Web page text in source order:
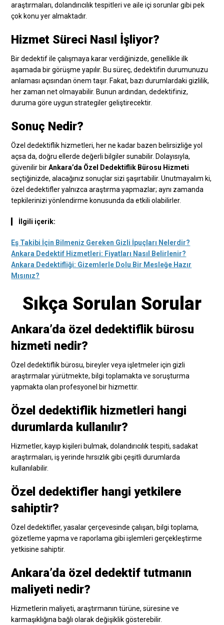
araştırmaları, dolandırıcılık tespitleri ve aile içi sorunlar gibi pek
çok konu yer almaktadır.
Hizmet Süreci Nasıl İşliyor?
Bir dedektif ile çalışmaya karar verdiğinizde, genellikle ilk
aşamada bir görüşme yapılır. Bu süreç, dedektifin durumunuzu
anlaması açısından önem taşır. Fakat, bazı durumlardaki gizlilik,
her zaman net olmayabilir. Bunun ardından, dedektifiniz,
duruma göre uygun strategiler geliştirecektir.
Sonuç Nedir?
Özel dedektiflik hizmetleri, her ne kadar bazen belirsizliğe yol
açsa da, doğru ellerde değerli bilgiler sunabilir. Dolayısıyla,
güvenilir birAnkara’da Özel Dedektiflik Bürosu Hizmeti
seçtiğinizde, alacağınız sonuçlar sizi şaşırtabilir. Unutmayalım ki,
özel dedektifler yalnızca araştırma yapmazlar; aynı zamanda
tepkilerinizi yönlendirme konusunda da etkili olabilirler.
İlgili içerik:
Eş Takibi İçin Bilmeniz Gereken Gizli İpuçları Nelerdir?
Ankara Dedektif Hizmetleri: Fiyatları Nasıl Belirlenir?
Ankara Dedektifliği: Gizemlerle Dolu Bir Mesleğe Hazır
Mısınız?
Sıkça Sorulan Sorular
Ankara’da özel dedektiflik bürosu
hizmeti nedir?
Özel dedektiflik bürosu, bireyler veya işletmeler için gizli
araştırmalar yürütmekte, bilgi toplamakta ve soruşturma
yapmakta olan profesyonel bir hizmettir.
Özel dedektiflik hizmetleri hangi
durumlarda kullanılır?
Hizmetler, kayıp kişileri bulmak, dolandırıcılık tespiti, sadakat
araştırmaları, iş yerinde hırsızlık gibi çeşitli durumlarda
kullanılabilir.
Özel dedektifler hangi yetkilere
sahiptir?
Özel dedektifler, yasalar çerçevesinde çalışan, bilgi toplama,
gözetleme yapma ve raporlama gibi işlemleri gerçekleştirme
yetkisine sahiptir.
Ankara’da özel dedektif tutmanın
maliyeti nedir?
Hizmetlerin maliyeti, araştırmanın türüne, süresine ve
karmaşıklığına bağlı olarak değişiklik gösterebilir.